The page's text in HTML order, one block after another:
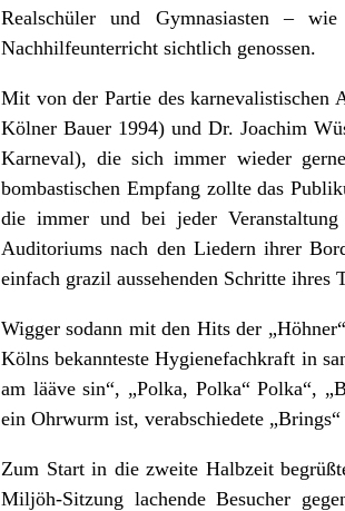
Realschüler und Gymnasiasten –
Nachhilfeunterricht sichtlich genossen.
Mit von der Partie des karnevalistischen
Kölner Bauer 1994) und Dr. Joachim
Karneval), die sich immer wieder
bombastischen Empfang zollte das
die immer und bei jeder
Auditoriums nach den Liedern ihrer
einfach grazil aussehenden Schritte ihres
Wigger sodann mit den Hits der
Kölns bekannteste Hygienefachkraft in
am lääve sin“, „Polka, Polka“ Polka“,
ein Ohrwurm ist, verabschiedete
Zum Start in die zweite Halbzeit
Miljöh-Sitzung lachende Besucher